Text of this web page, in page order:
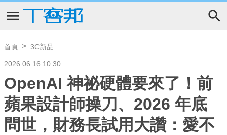
首頁 3C新品
2026.06.16 10:30
OpenAI 神祕硬體要來了！前
蘋果設計師操刀、2026 年底
問世，財務長試用大讚：愛不